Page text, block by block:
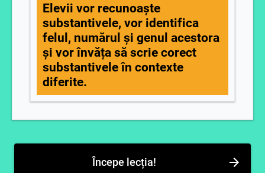
Elevii vor recunoaște
substantivele, vor identifica
felul, numărul și genul acestora
și vor învăța să scrie corect
substantivele în contexte
diferite.
Începe lecția!